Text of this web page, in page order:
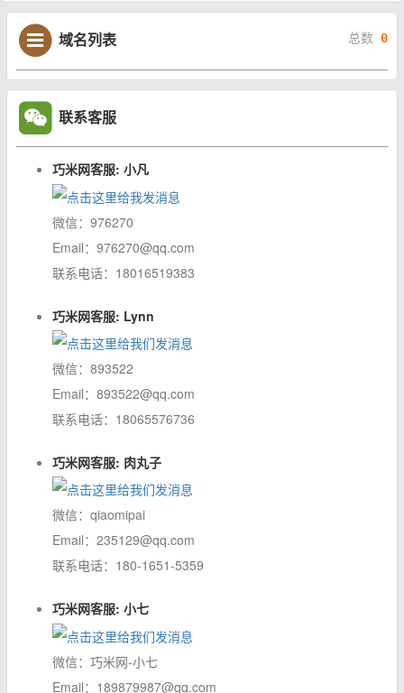
域名列表 总数0
联系客服
巧米网客服: 小凡
微信：976270
Email：976270@qq.com
联系电话：18016519383
巧米网客服: Lynn
微信：893522
Email：893522@qq.com
联系电话：18065576736
巧米网客服: 肉丸子
微信：qiaomipai
Email：235129@qq.com
联系电话：180-1651-5359
巧米网客服: 小七
微信：巧米网-小七
Email：189879987@qq.com